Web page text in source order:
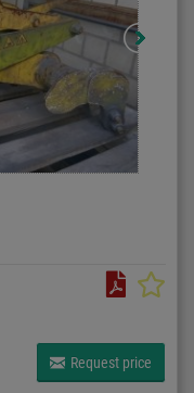
Request price